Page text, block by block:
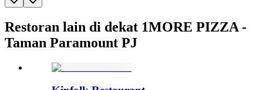
Restoran lain di dekat 1MORE PIZZA -
Taman Paramount PJ